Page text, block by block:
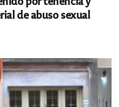
de abuso sexual